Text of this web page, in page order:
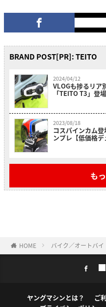
BRAND POST[PR]: TEITO
2024/04/12
VLOGも捗るリア
「TEITO T3」登場
2023/08/18
コスパインカム
ンプレ【低価格デ
も
HOME バイク／オートバイ
ヤングマシンとは？ ご